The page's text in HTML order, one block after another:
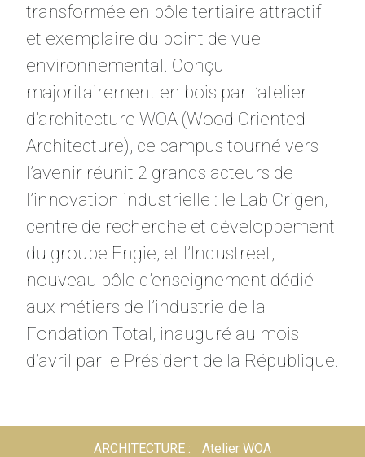
transformée en pôle tertiaire attractif
et exemplaire du point de vue
environnemental. Conçu
majoritairement en bois par l’atelier
d’architecture WOA (Wood Oriented
Architecture), ce campus tourné vers
l’avenir réunit 2 grands acteurs de
l’innovation industrielle : le Lab Crigen,
centre de recherche et développement
du groupe Engie, et l’Industreet,
nouveau pôle d’enseignement dédié
aux métiers de l’industrie de la
Fondation Total, inauguré au mois
d’avril par le Président de la République.
ARCHITECTURE
Atelier WOA